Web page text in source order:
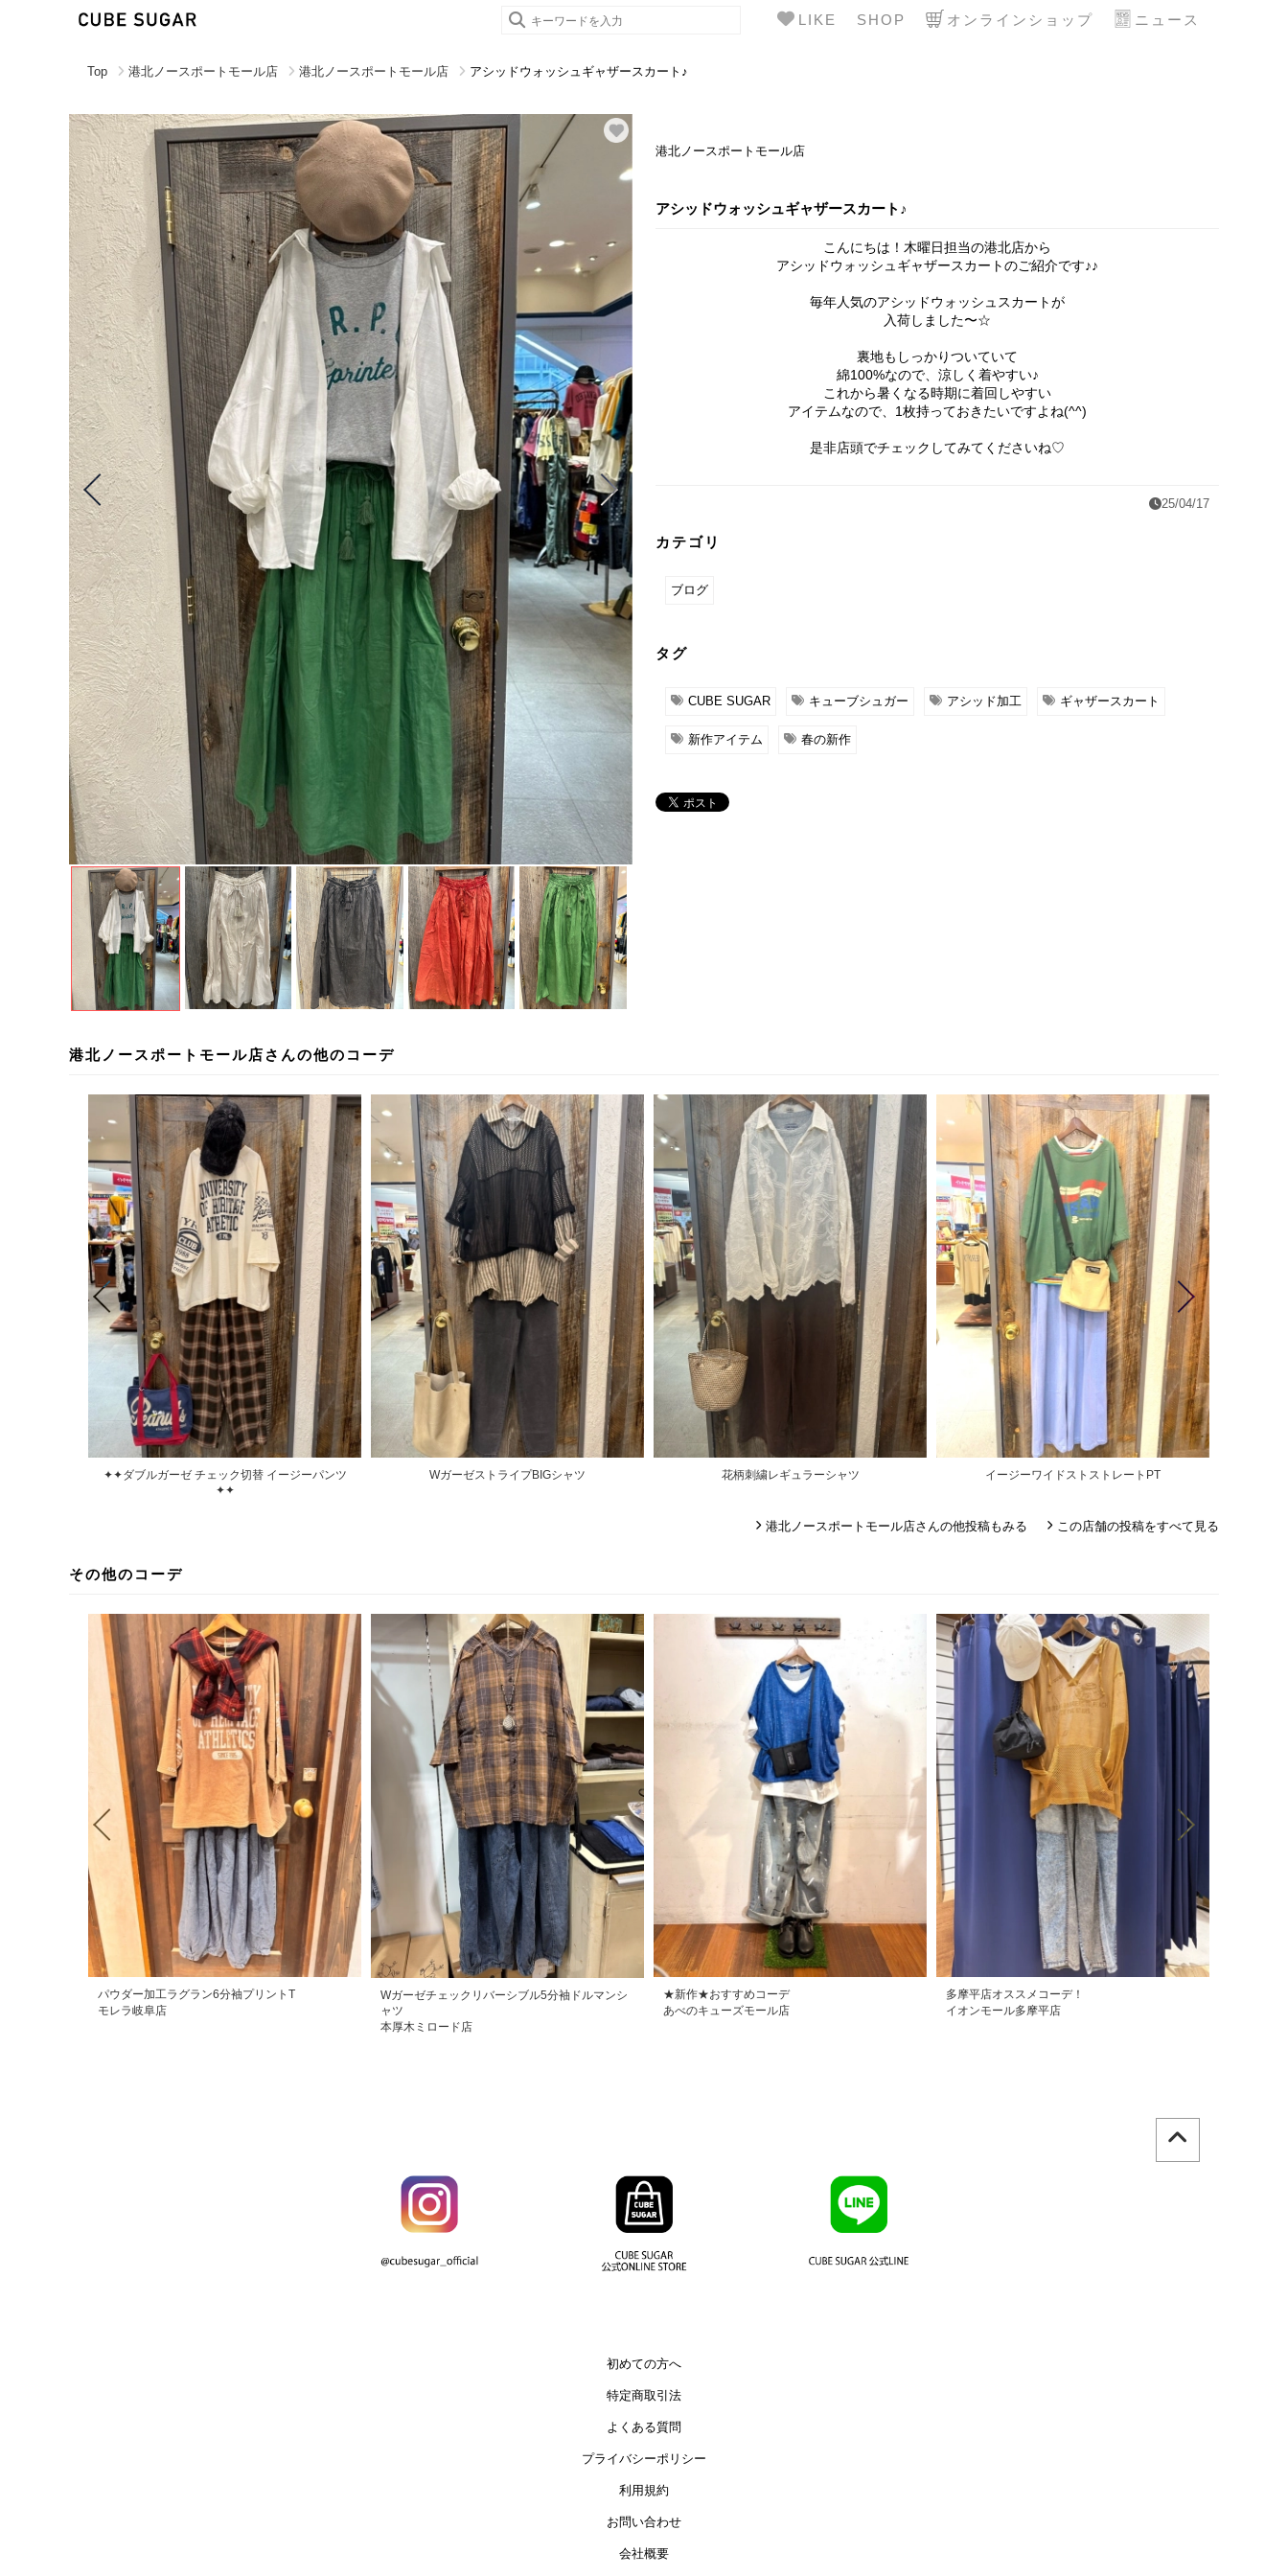
LIKE SHOP オンラインショップ ニュース
Top 港北ノースポートモール店 港北ノースポートモール店 アシッドウォッシュギャザースカート♪
港北ノースポートモール店
アシッドウォッシュギャザースカート♪
こんにちは！木曜日担当の港北店から
アシッドウォッシュギャザースカートのご紹介です♪♪
毎年人気のアシッドウォッシュスカートが
入荷しました〜☆
裏地もしっかりついていて
綿100%なので、涼しく着やすい♪
これから暑くなる時期に着回しやすい
アイテムなので、1枚持っておきたいですよね(^^)
是非店頭でチェックしてみてくださいね♡
25/04/17
カテゴリ
ブログ
タグ
CUBE SUGAR キューブシュガー アシッド加工 ギャザースカート
新作アイテム 春の新作
港北ノースポートモール店さんの他のコーデ
✦✦ダブルガーゼ チェック切替 イージーパンツ
✦✦
WガーゼストライプBIGシャツ 花柄刺繍レギュラーシャツ イージーワイドストストレートPT
港北ノースポートモール店さんの他投稿もみる この店舗の投稿をすべて見る
その他のコーデ
パウダー加工ラグラン6分袖プリントT
モレラ岐阜店
Wガーゼチェックリバーシブル5分袖ドルマンシ
ャツ
本厚木ミロード店
★新作★おすすめコーデ
あべのキューズモール店
多摩平店オススメコーデ！
イオンモール多摩平店
初めての方へ
特定商取引法
よくある質問
プライバシーポリシー
利用規約
お問い合わせ
会社概要